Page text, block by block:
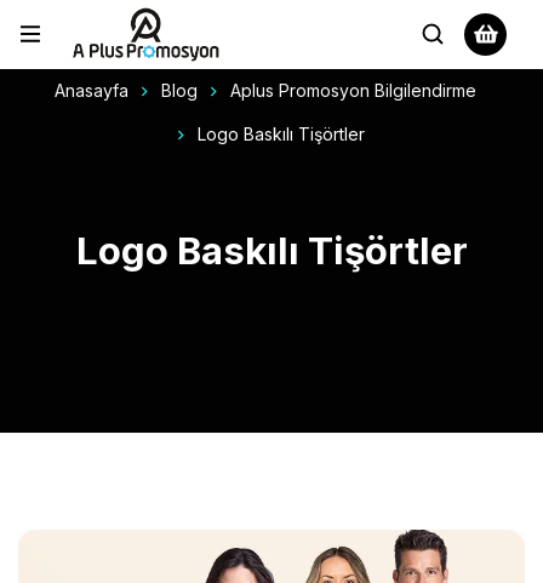
Anasayfa Blog Aplus Promosyon Bilgilendirme
Logo Baskılı Tişörtler
Logo Baskılı Tişörtler